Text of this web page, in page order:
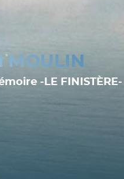
MOULIN
-LE FINISTÈRE-